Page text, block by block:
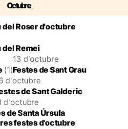
Octubre
del Roser d'octubre
del Remei
(1)
13 d'octubre
Festes de Sant Grau
d'octubre
de Sant Galderic
d'octubre
de Santa Úrsula
festes d'octubre